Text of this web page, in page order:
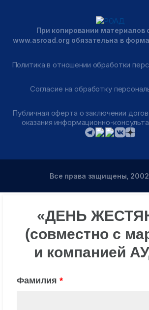
При копировании материалов
www.asroad.org обязательна в
Политика в отношении обработки
Согласие на обработку
Публичная оферта о заключении
оказания информационно-
Все права защищены,